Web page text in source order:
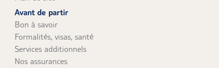
Avant de partir
Bon à savoir
Formalités, visas, santé
Services additionnels
Nos assurances